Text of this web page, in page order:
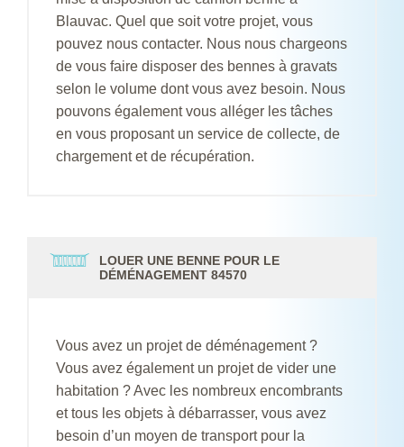
Blauvac. Quel que soit votre projet, vous
pouvez nous contacter. Nous nous chargeons
de vous faire disposer des bennes à gravats
selon le volume dont vous avez besoin. Nous
pouvons également vous alléger les tâches
en vous proposant un service de collecte, de
chargement et de récupération.
LOUER UNE BENNE POUR LE
DÉMÉNAGEMENT 84570
Vous avez un projet de déménagement ?
Vous avez également un projet de vider une
habitation ? Avec les nombreux encombrants
et tous les objets à débarrasser, vous avez
besoin d’un moyen de transport pour la